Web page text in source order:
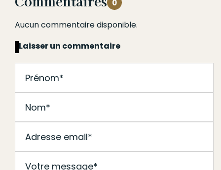
0
Aucun commentaire disponible.
Laisser un commentaire